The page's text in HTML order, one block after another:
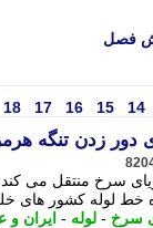
فصل
14
15
16
17
18
زدن تنگه
سرخ منتقل می
سرخ - لوله - ایران و